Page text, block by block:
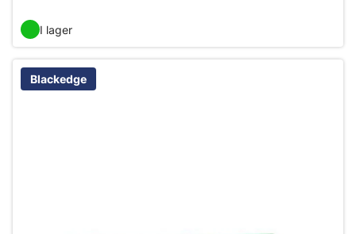
I lager
Blackedge